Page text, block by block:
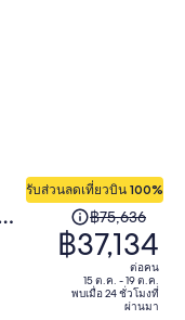
รับส่วนลดเที่ยวบิน 100%
ราคา
เดิม
฿75,636
฿75,636
฿37,134
ต่อคน
15 ต.ค. - 19 ต.ค.
พบเมื่อ 24 ชั่วโมงที่
ผ่านมา